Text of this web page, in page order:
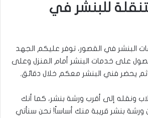
للبنشر في
البنشر في القصور، توفر عليكم الجهد
على خدمات البنشر أمام المنزل وعلى
ثم يحضر فني البنشر معكم خلال دقائق.
ونقله إلى أقرب ورشة بنشر، كما أنك
بنشر قريبة منك أساساً! نحن سنأتي